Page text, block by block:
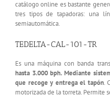
catálogo online es bastante
tres tipos de tapadoras: una
semiautomática.
TEDELTA-CAL-101-TR
Es una máquina con banda
hasta 3.000 bph. Mediante
que recoge y entrega el tapón.
motorizada de la torreta. Permite